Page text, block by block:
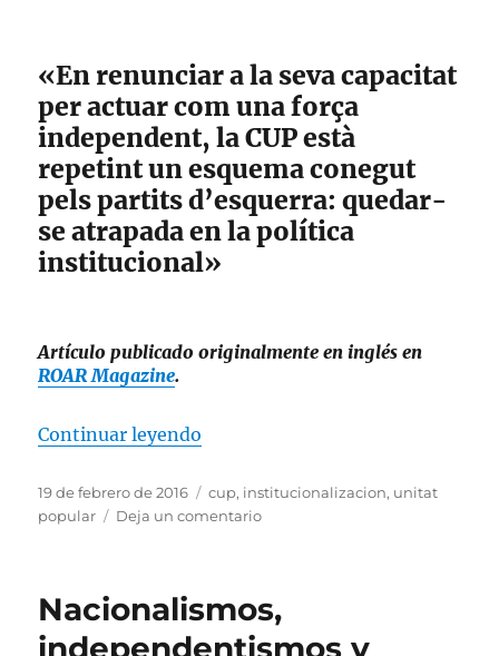
«En renunciar a la seva capacitat
per actuar com una força
independent, la CUP està
repetint un esquema conegut
pels partits d’esquerra: quedar-
se atrapada en la política
institucional»
Artículo publicado originalmente en inglés en
ROAR Magazine.
Continuar leyendo
Publicado
el
19 de febrero de 2016 Etiquetas
cup, institucionalizacion, unitat
popular
Deja un comentarioen
el
cuello
Nacionalismos,